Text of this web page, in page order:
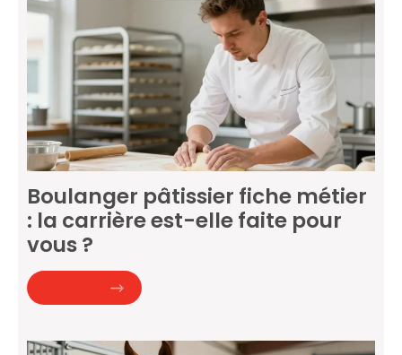
Boulanger pâtissier fiche métier
: la carrière est-elle faite pour
vous ?